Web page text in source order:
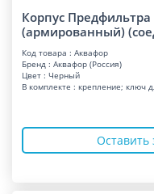
Корпус
(армированный)
Код товара : Аквафор
Бренд : Аквафор (Россия)
Цвет : Черный
В комплекте : крепление; ключ
Оставить